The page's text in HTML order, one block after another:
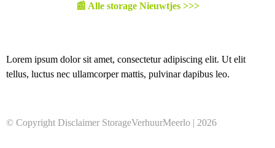
📰 Alle storage Nieuwtjes >>>
Lorem ipsum dolor sit amet, consectetur adipiscing elit. Ut elit
tellus, luctus nec ullamcorper mattis, pulvinar dapibus leo.
© Copyright Disclaimer StorageVerhuurMeerlo | 2026